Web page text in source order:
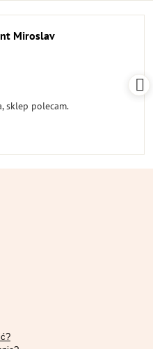
Miroslav
sklep polecam.